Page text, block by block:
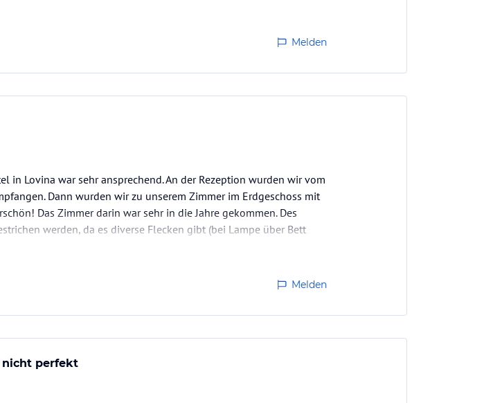
Melden
in Lovina war sehr ansprechend. An der Rezeption wurden wir vom
Dann wurden wir zu unserem Zimmer im Erdgeschoss mit
Das Zimmer darin war sehr in die Jahre gekommen. Des
werden, da es diverse Flecken gibt (bei Lampe über Bett
Bad roch…
Melden
nicht perfekt